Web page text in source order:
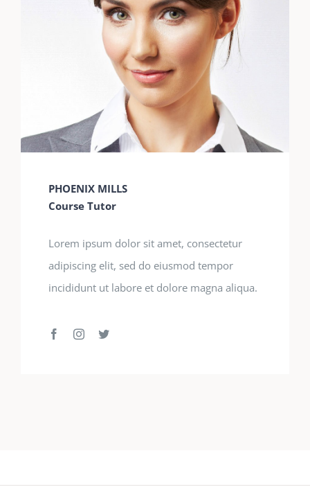
PHOENIX MILLS
Course Tutor
Lorem ipsum dolor sit amet, consectetur
adipiscing elit, sed do eiusmod tempor
incididunt ut labore et dolore magna aliqua.